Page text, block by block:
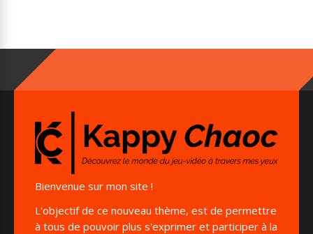
Bienvenue sur mon site !
L'objectif de ce nouveau thème, est de permettre
à tous de pouvoir plus s'exprimer et participer à la